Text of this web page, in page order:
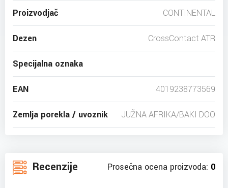
Proizvodjač CONTINENTAL
Dezen CrossContact ATR
Specijalna oznaka
EAN 4019238773569
Zemlja porekla / uvoznik JUŽNA AFRIKA/BAKI DOO
Recenzije Prosečna ocena proizvoda: 0